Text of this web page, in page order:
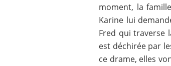
moment, la
Karine lui
Fred qui traverse
est déchirée par
ce drame, elles